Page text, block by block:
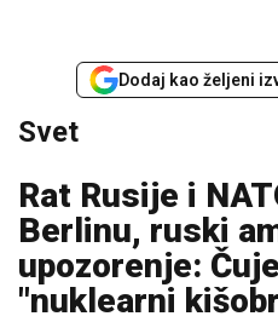
Dodaj kao željeni
Svet
Rat Rusije i
Berlinu, ruski
upozorenje:
"nuklearni